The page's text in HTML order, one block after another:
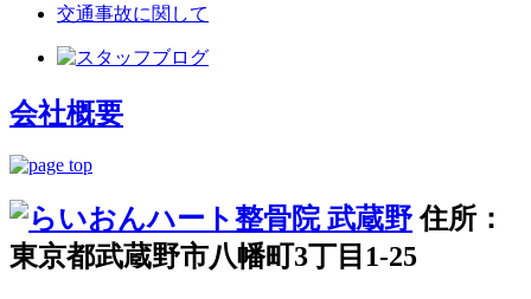
交通事故に関して
会社概要
住所：
東京都武蔵野市八幡町3丁目1-25